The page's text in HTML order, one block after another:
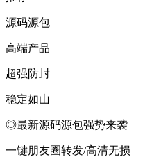
源码源包
高端产品
超强防封
稳定如山
◎最新源码源包强势来袭
一键朋友圈转发/高清无损